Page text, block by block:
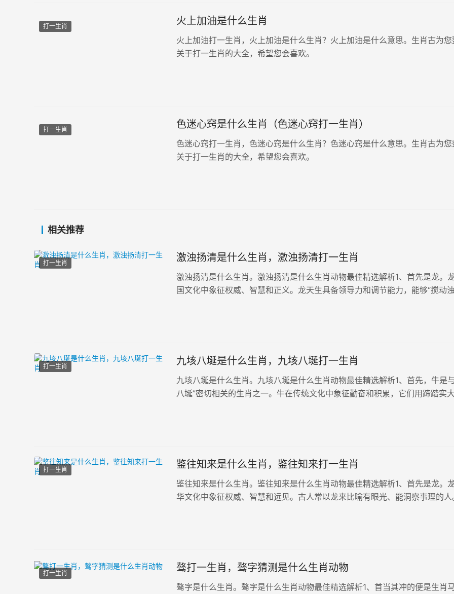
打一生肖 火上加油是什么生肖
火上加油打一生肖，火上加油是什么生肖？火上加油是什么意思。生肖古为您
关于打一生肖的大全，希望您会喜欢。
打一生肖 色迷心窍是什么生肖（色迷心窍打一生肖）
色迷心窍打一生肖，色迷心窍是什么生肖？色迷心窍是什么意思。生肖古为您
关于打一生肖的大全，希望您会喜欢。
相关推荐
打一生肖 激浊扬清是什么生肖，激浊扬清打一生肖
激浊扬清是什么生肖。激浊扬清是什么生肖动物最佳精选解析1、首先是龙。
国文化中象征权威、智慧和正义。龙天生具备领导力和调节能力，能够“搅动
打一生肖 九垓八埏是什么生肖，九垓八埏打一生肖
九垓八埏是什么生肖。九垓八埏是什么生肖动物最佳精选解析1、首先，牛是
八埏”密切相关的生肖之一。牛在传统文化中象征勤奋和积累，它们用蹄踏实
打一生肖 鉴往知来是什么生肖，鉴往知来打一生肖
鉴往知来是什么生肖。鉴往知来是什么生肖动物最佳精选解析1、首先是龙。
华文化中象征权威、智慧和远见。古人常以龙来比喻有眼光、能洞察事理的人
打一生肖 骜打一生肖，骜字猜测是什么生肖动物
骜字是什么生肖。骜字是什么生肖动物最佳精选解析1、首当其冲的便是生肖